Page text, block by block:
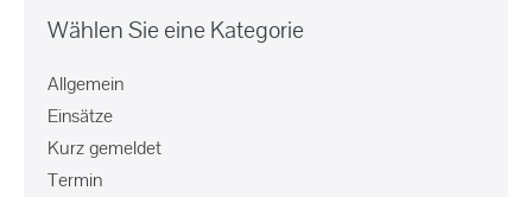
Wählen Sie eine Kategorie
Allgemein
Einsätze
Kurz gemeldet
Termin